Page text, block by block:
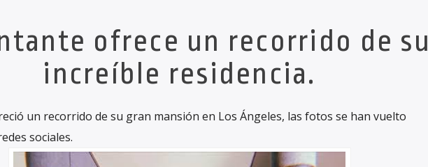
ofrece un recorrido de su
increíble residencia.
un recorrido de su gran mansión en Los Ángeles, las fotos se han vuelto
sociales.